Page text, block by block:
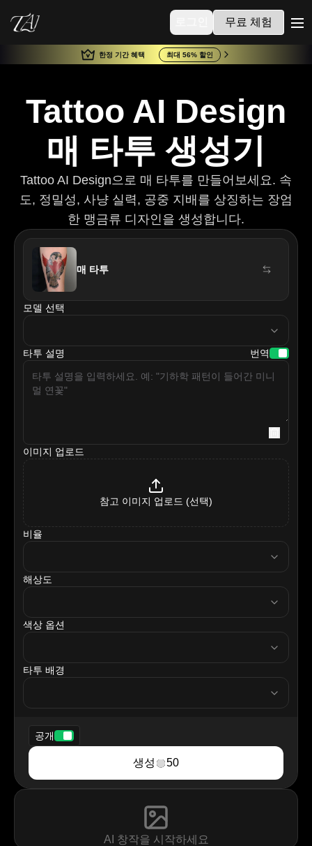
무료 체험
한정 기간 혜택 최대 56% 할인
Tattoo AI Design
매 타투 생성기
Tattoo AI Design으로 매 타투를 만들어보세요. 속
도, 정밀성, 사냥 실력, 공중 지배를 상징하는 장엄
한 맹금류 디자인을 생성합니다.
매 타투
모델 선택
model
타투 설명 번역
이미지 업로드
참고 이미지 업로드 (선택)
비율
ratio
해상도
resolution
색상 옵션
tattooColor
타투 배경
tattooBackground
공개
생성 50
AI 창작을 시작하세요